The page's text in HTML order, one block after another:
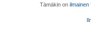
Tämäkin on ilmainen